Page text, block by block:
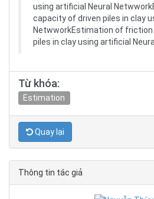
using artificial Neural
capacity of driven piles in clay
NetwworkEstimation of
piles in clay using artificial
Từ khóa:
Estimation
Quay lại
Thông tin tác giả